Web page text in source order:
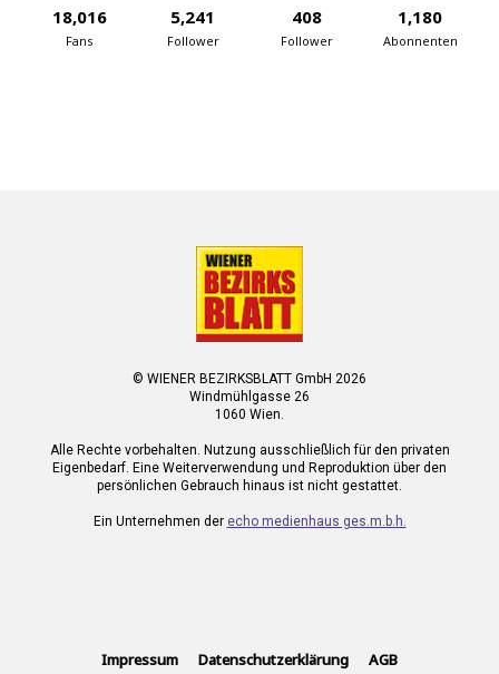
18,016
Fans
5,241
Follower
408
Follower
1,180
Abonnenten
© WIENER BEZIRKSBLATT GmbH 2026
Windmühlgasse 26
1060 Wien.
Alle Rechte vorbehalten. Nutzung ausschließlich für den privaten
Eigenbedarf. Eine Weiterverwendung und Reproduktion über den
persönlichen Gebrauch hinaus ist nicht gestattet.
Ein Unternehmen der echo medienhaus ges.m.b.h.
Impressum Datenschutzerklärung AGB